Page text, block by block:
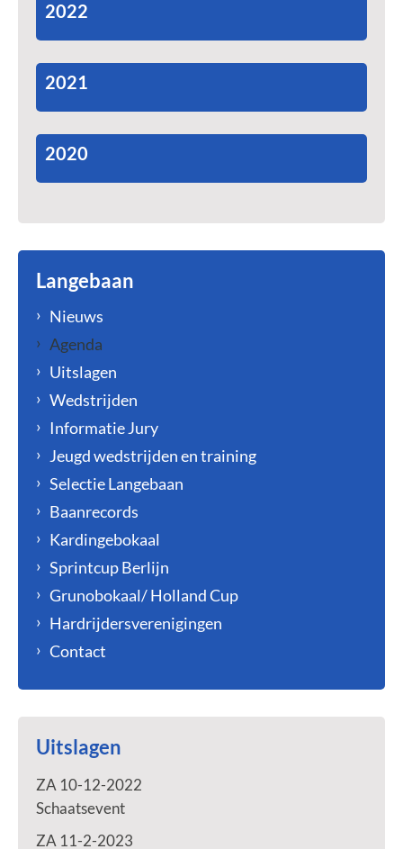
2022
2021
2020
Langebaan
Nieuws
Agenda
Uitslagen
Wedstrijden
Informatie Jury
Jeugd wedstrijden en training
Selectie Langebaan
Baanrecords
Kardingebokaal
Sprintcup Berlijn
Grunobokaal/ Holland Cup
Hardrijdersverenigingen
Contact
Uitslagen
ZA 10-12-2022
Schaatsevent
ZA 11-2-2023